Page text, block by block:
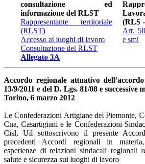
consultazione ed
informazione del RLST
Rappresentante territoriale
(RLST)
Accesso ai luoghi di lavoro
Consultazione del RLST
Allegato 3A
(RLS
Art.
e smi
Accordo regionale attuativo
13/9/2011 e del D. Lgs. 81/08 e successive
Torino, 6 marzo 2012
Le Confederazioni Artigiane del Piemonte,
Cna, Casartigiani e le Confederazioni
Cisl, Uil sottoscrivono il presente
precedenti Accordi regionali in
esperienze di relazioni sindacali regionali
salute e sicurezza sui luoghi di lavoro